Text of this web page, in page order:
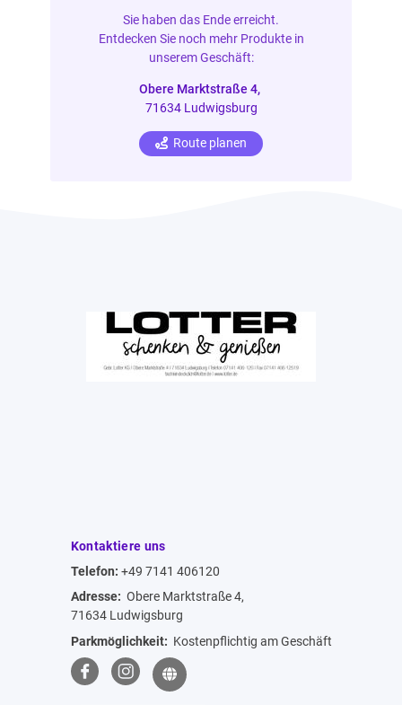
Sie haben das Ende erreicht.
Entdecken Sie noch mehr Produkte in
unserem Geschäft:
Obere Marktstraße 4,
71634 Ludwigsburg
Route planen
Kontaktiere uns
Telefon: +49 7141 406120
Adresse: Obere Marktstraße 4,
71634 Ludwigsburg
Parkmöglichkeit: Kostenpflichtig am Geschäft